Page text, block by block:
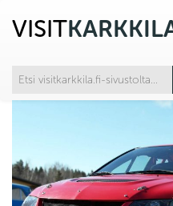
VISIT